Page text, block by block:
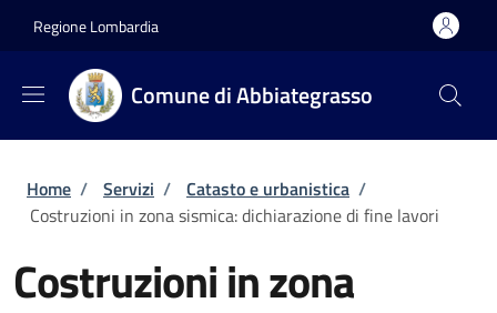
Regione Lombardia
Comune di Abbiategrasso
Briciole di pane
Home / Servizi / Catasto e urbanistica /
Costruzioni in zona sismica: dichiarazione di fine lavori
Costruzioni in zona